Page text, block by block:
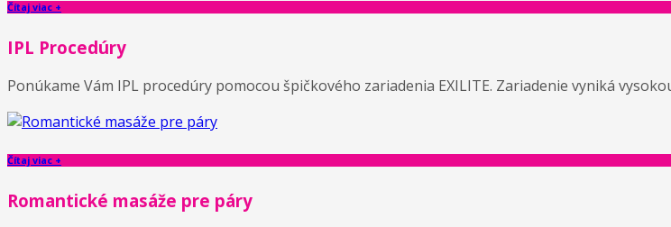
Čítaj viac +
IPL Procedúry
Ponúkame Vám IPL procedúry pomocou špičkového zariadenia EXILITE. Zariadenie vyniká
Čítaj viac +
Romantické masáže pre páry